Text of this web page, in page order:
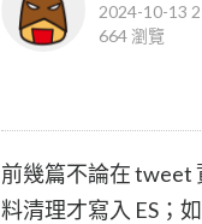
2024-10-13
664 瀏覽
前幾篇不論在 tweet
料清理才寫入 ES；